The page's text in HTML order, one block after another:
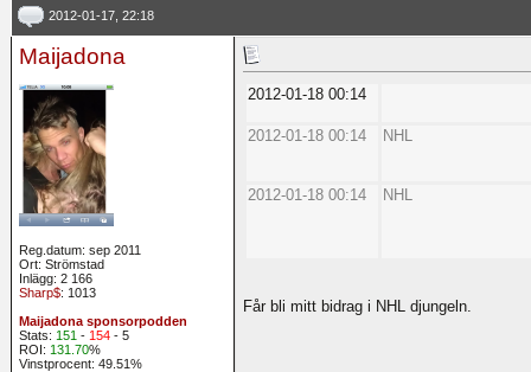
2012-01-17, 22:18
Maijadona
Reg.datum: sep 2011
Ort: Strömstad
Inlägg: 2 166
Sharp$: 1013
Maijadona sponsorpodden
Stats: 151 - 154 - 5
ROI: 131.70%
Vinstprocent: 49.51%
2012-01-18 00:14
2012-01-18 00:14 NHL
2012-01-18 00:14 NHL
Får bli mitt bidrag i NHL djungeln.